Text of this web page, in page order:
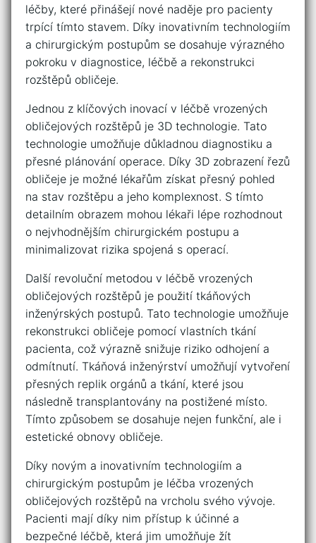
léčby, které přinášejí ​nové​ naděje ⁢pro ​pacienty
trpící tímto stavem.‌ Díky⁤ inovativním technologiím
a chirurgickým postupům se dosahuje výrazného
⁤pokroku v ⁤diagnostice, léčbě a⁤ rekonstrukci
rozštěpů obličeje.
Jednou z ⁢klíčových inovací v léčbě vrozených
obličejových‍ rozštěpů ‍je ⁤3D​ technologie. Tato
technologie umožňuje⁢ důkladnou diagnostiku a
přesné ‍plánování operace. Díky ‌3D zobrazení řezů
obličeje je možné⁣ lékařům⁢ získat ‍přesný​ pohled
na stav rozštěpu a ‍jeho ​komplexnost. S tímto
⁢detailním obrazem mohou lékaři lépe‍ rozhodnout
o‌ nejvhodnějším‌ chirurgickém postupu a
minimalizovat‌ rizika spojená s operací.
Další ‌revoluční metodou v léčbě vrozených
obličejových rozštěpů ⁤je použití‌ tkáňových
inženýrských postupů. ‍Tato technologie umožňuje
rekonstrukci obličeje pomocí vlastních ‍tkání
pacienta, což výrazně snižuje riziko odhojení a⁢
odmítnutí. Tkáňová inženýrství ‌umožňují vytvoření
přesných replik⁤ orgánů a tkání, které⁤ jsou
následně transplantovány ‌na ​postižené místo.‍
Tímto⁤ způsobem se ⁢dosahuje nejen funkční, ale⁤ i⁣
estetické obnovy ‍obličeje.
Díky ​novým a inovativním technologiím a
chirurgickým ​postupům ⁢je léčba vrozených
obličejových rozštěpů ⁤na vrcholu‍ svého vývoje.‌
Pacienti mají díky⁢ nim přístup k účinné a
bezpečné léčbě, která jim umožňuje žít